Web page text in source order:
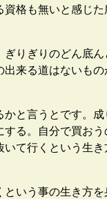
格も無いと感じた
りぎりのどん底ん
来る道はないもの
と言うとです。成
る。自分で買おう
いて行くという生き
いう事の生き方を